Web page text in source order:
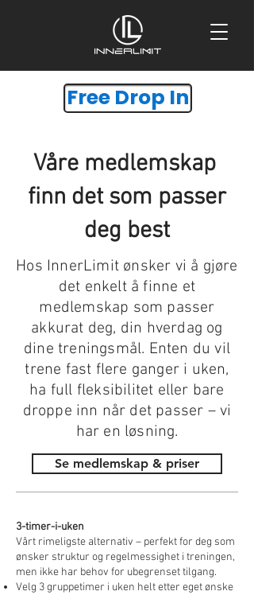
Free Drop In
Våre medlemskap
finn det som passer
deg best
Hos InnerLimit ønsker vi å gjøre
det enkelt å finne et
medlemskap som passer
akkurat deg, din hverdag og
dine treningsmål. Enten du vil
trene fast flere ganger i uken,
ha full fleksibilitet eller bare
droppe inn når det passer – vi
har en løsning.
Se medlemskap & priser
3-timer-i-uken
Vårt rimeligste alternativ – perfekt for deg som
ønsker struktur og regelmessighet i treningen,
men ikke har behov for ubegrenset tilgang.
Velg 3 gruppetimer i uken helt etter eget ønske